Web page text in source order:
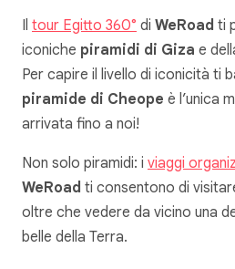
Il tour Egitto 360° di WeRoad ti
iconiche piramidi di Giza e
Per capire il livello di iconicità ti
piramide di Cheope è l’unica
arrivata fino a noi!
Non solo piramidi: i viaggi
WeRoad ti consentono di
oltre che vedere da vicino una
belle della Terra.